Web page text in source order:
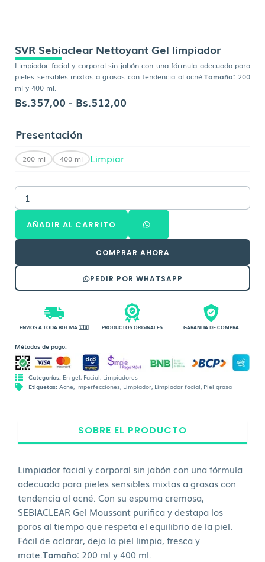
SVR Sebiaclear Nettoyant Gel limpiador
Limpiador facial y corporal sin jabón con una fórmula adecuada para
pieles sensibles mixtas a grasas con tendencia al acné.Tamaño: 200
ml y 400 ml.
Bs.357,00 - Bs.512,00
hasta
Presentación
200 ml 400 ml Limpiar
SVR
Sebiaclear
Nettoyant
Gel
cantidad
AÑADIR AL CARRITO
COMPRAR AHORA
PEDIR POR WHATSAPP
ENVÍOS A TODA BOLIVIA 🇧🇴 PRODUCTOS ORIGINALES GARANTÍA DE COMPRA
Métodos de pago:
Categorías: En gel, Facial, Limpiadores
Etiquetas: Acne, Imperfecciones, Limpiador, Limpiador facial, Piel grasa
SOBRE EL PRODUCTO
Limpiador facial y corporal sin jabón con una fórmula
adecuada para pieles sensibles mixtas a grasas con
tendencia al acné. Con su espuma cremosa,
SEBIACLEAR Gel Moussant purifica y destapa los
poros al tiempo que respeta el equilibrio de la piel.
Fácil de aclarar, deja la piel limpia, fresca y
mate. Tamaño: 200 ml y 400 ml.